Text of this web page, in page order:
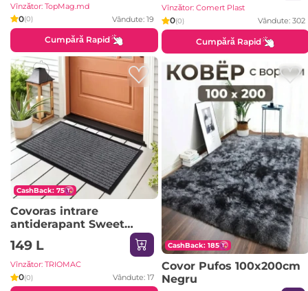
Vînzător: TopMag.md
0(0) Vândute: 19
Cumpără Rapid
Vînzător: Comert Plast
0(0) Vândute: 302
Cumpără Rapid
CashBack: 75
Covoras intrare
antiderapant Sweet
Home, 48 x 78 cm
149 L
Vînzător: TRIOMAC
0(0) Vândute: 17
CashBack: 185
Covor Pufos 100x200cm
Negru